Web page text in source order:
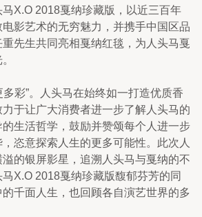
X.O 2018戛纳珍藏版，以近三百年
影艺术的无穷魅力，并携手中国区品
先生共同亮相戛纳红毯，为人头马戛
多彩”。人头马在始终如一打造优质香
于让广大消费者进一步了解人头马的
生活哲学，鼓励并赞颂每个人进一步
恣意探索人生的更多可能性。此次人
的银屏影星，追溯人头马与戛纳的不
X.O 2018戛纳珍藏版馥郁芬芳的同
千面人生，也回顾各自演艺世界的多